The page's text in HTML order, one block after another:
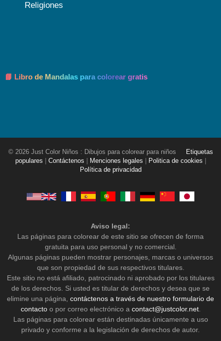
Religiones
📘 Libro de Mandalas para colorear gratis
© 2026 Just Color Niños : Dibujos para colorear para niños
Etiquetas
populares
Contáctenos Menciones legales Politica de cookies
Política de privacidad
Aviso legal:
Las páginas para colorear de este sitio se ofrecen de forma
gratuita para uso personal y no comercial.
Algunas páginas pueden mostrar personajes, marcas o universos
que son propiedad de sus respectivos titulares.
Este sitio no está afiliado, patrocinado ni aprobado por los titulares
de los derechos. Si usted es titular de derechos y desea que se
elimine una página, contáctenos a través de nuestro formulario de
contactoo por correo electrónico a contact@justcolor.net.
Las páginas para colorear están destinadas únicamente a uso
privado y conforme a la legislación de derechos de autor.